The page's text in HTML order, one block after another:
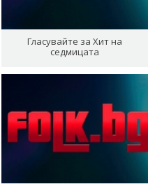
Гласувайте за Хит на
седмицата